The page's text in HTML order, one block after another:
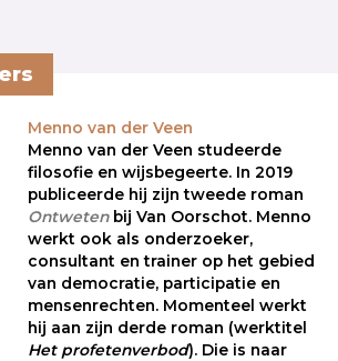
Menno van der Veen
Menno van der Veen studeerde
filosofie en wijsbegeerte. In 2019
publiceerde hij zijn tweede roman
Ontwetenbij Van Oorschot. Menno
werkt ook als onderzoeker,
consultant en trainer op het gebied
van democratie, participatie en
mensenrechten. Momenteel werkt
hij aan zijn derde roman (werktitel
Het profetenverbod). Die is naar